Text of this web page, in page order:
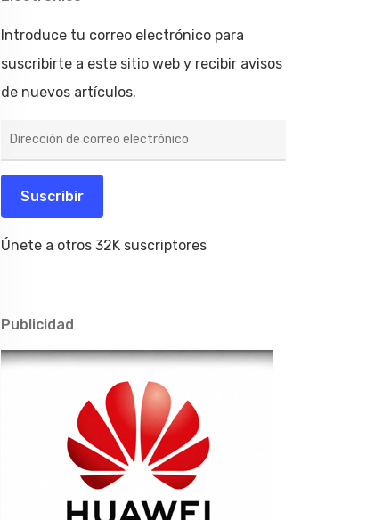
Introduce tu correo electrónico para
suscribirte a este sitio web y recibir avisos
de nuevos artículos.
de
electrónico
Suscribir
Únete a otros 32K suscriptores
Publicidad